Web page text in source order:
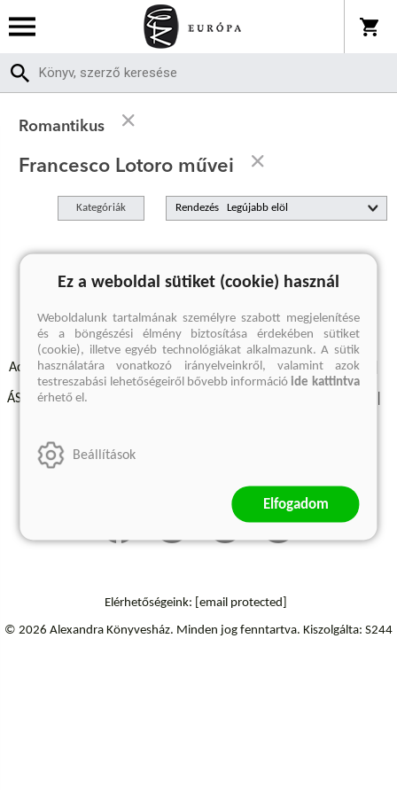
Romantikus
Francesco Lotoro művei
Kategóriák Rendezés
A keresett kifejezésre nincs találat
Adatvédelmi szabályzatok Elállási felmondási nyilatkozat
ÁSZF - Vásárlási feltételek
Szállítási információk
Elérhetőségeink: [email protected]
© 2026 Alexandra Könyvesház. Minden jog fenntartva. Kiszolgálta: S244
Ez a weboldal sütiket (cookie) használ
Weboldalunk tartalmának személyre szabott megjelenítése
és a böngészési élmény biztosítása érdekében sütiket
(cookie), illetve egyéb technológiákat alkalmazunk. A sütik
használatára vonatkozó irányelveinkről, valamint azok
testreszabási lehetőségeiről bővebb információide kattintva
érhető el.
Beállítások
Elfogadom